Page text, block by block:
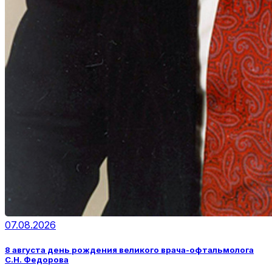
07.08.2026
8 августа день рождения великого врача-офтальмолога
С.Н. Федорова